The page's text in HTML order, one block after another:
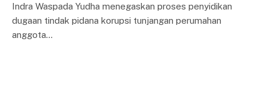
Indra Waspada Yudha menegaskan proses penyidikan
dugaan tindak pidana korupsi tunjangan perumahan
anggota…